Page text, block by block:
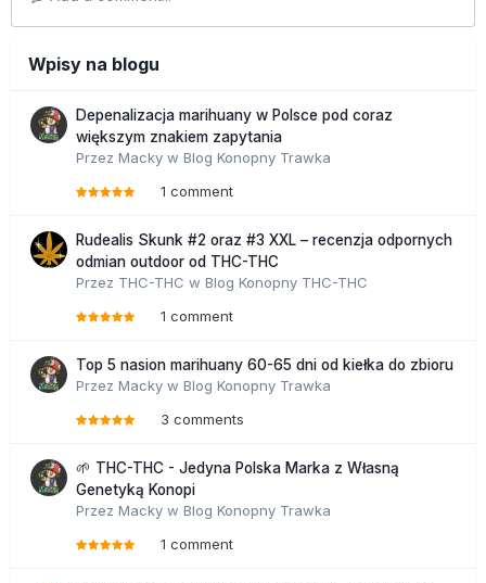
Wpisy na blogu
Depenalizacja marihuany w Polsce pod coraz
większym znakiem zapytania
Przez Macky w Blog Konopny Trawka
1 comment
Rudealis Skunk #2 oraz #3 XXL – recenzja odpornych
odmian outdoor od THC-THC
Przez THC-THC w Blog Konopny THC-THC
1 comment
Top 5 nasion marihuany 60-65 dni od kiełka do zbioru
Przez Macky w Blog Konopny Trawka
3 comments
🌱 THC-THC - Jedyna Polska Marka z Własną
Genetyką Konopi
Przez Macky w Blog Konopny Trawka
1 comment